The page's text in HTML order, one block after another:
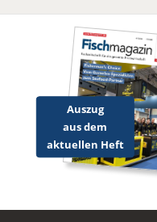
Auszug
aus dem
aktuellen Heft